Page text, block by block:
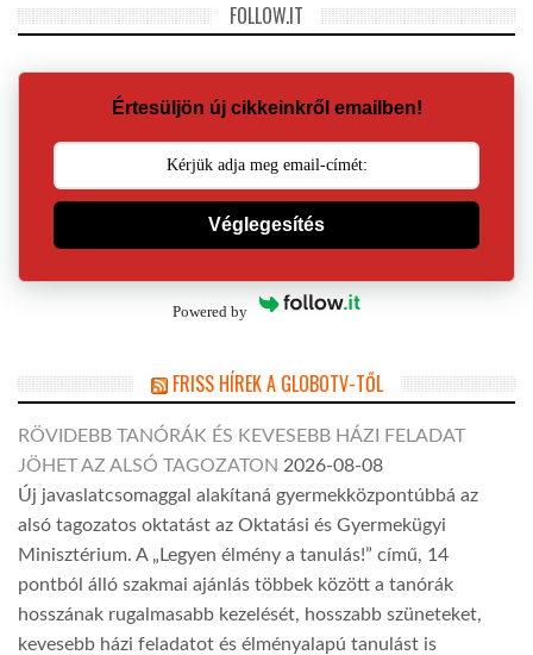
FOLLOW.IT
Értesüljön új cikkeinkről emailben!
Véglegesítés
Powered by
FRISS HÍREK A GLOBOTV-TŐL
RÖVIDEBB TANÓRÁK ÉS KEVESEBB HÁZI FELADAT
JÖHET AZ ALSÓ TAGOZATON 2026-08-08
Új javaslatcsomaggal alakítaná gyermekközpontúbbá az
alsó tagozatos oktatást az Oktatási és Gyermekügyi
Minisztérium. A „Legyen élmény a tanulás!” című, 14
pontból álló szakmai ajánlás többek között a tanórák
hosszának rugalmasabb kezelését, hosszabb szüneteket,
kevesebb házi feladatot és élményalapú tanulást is